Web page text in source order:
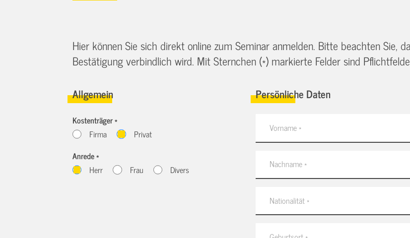
Hier können Sie sich direkt online zum Seminar anmelden. Bitte beachten Sie,
Bestätigung verbindlich wird. Mit Sternchen (*) markierte Felder sind
Allgemein
Kostenträger *
Firma
Privat
Anrede *
Herr
Frau Divers
Persönliche Daten